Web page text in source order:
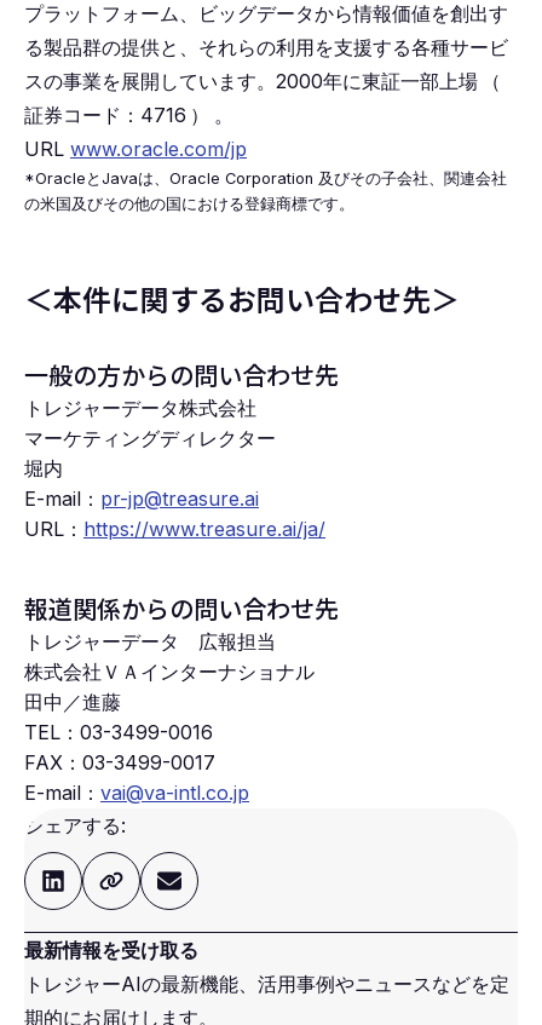
プラットフォーム、ビッグデータから情報価値を創出す
る製品群の提供と、それらの利用を支援する各種サービ
スの事業を展開しています。2000年に東証一部上場
（
証券コード：4716 ）
。
URL www.oracle.com/jp
*OracleとJavaは、Oracle Corporation 及びその子会社、関連会社
の米国及びその他の国における登録商標です。
＜本件に関するお問い合わせ先＞
一般の方からの問い合わせ先
トレジャーデータ株式会社
マーケティングディレクター
堀内
E-mail： pr-jp@treasure.ai
URL： https://www.treasure.ai/ja/
報道関係からの問い合わせ先
トレジャーデータ 広報担当
株式会社ＶＡインターナショナル
田中／進藤
TEL： 03-3499-0016
FAX： 03-3499-0017
E-mail： vai@va-intl.co.jp
シェアする:
最新情報を受け取る
トレジャーAIの最新機能、活用事例やニュースなどを定
期的にお届けします。